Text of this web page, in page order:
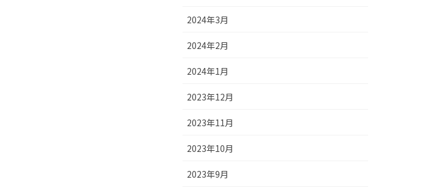
2024年3月
2024年2月
2024年1月
2023年12月
2023年11月
2023年10月
2023年9月